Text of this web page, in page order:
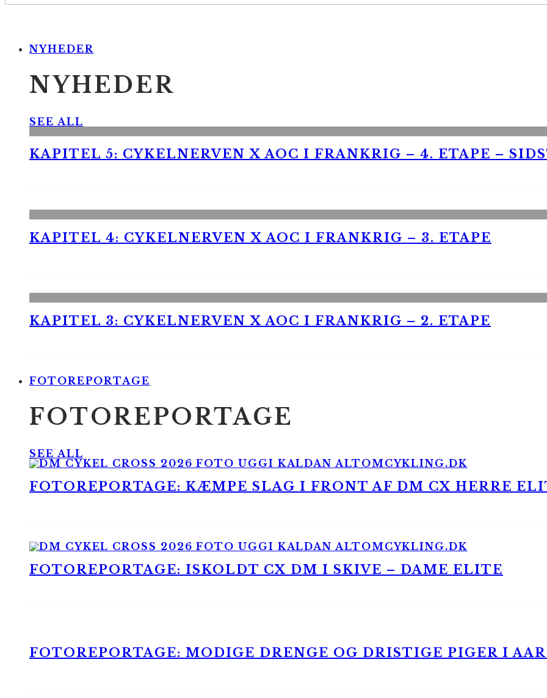
NYHEDER
NYHEDER
SEE ALL
KAPITEL 5: CYKELNERVEN X AOC I FRANKRIG – 4. ETAPE –
KAPITEL 4: CYKELNERVEN X AOC I FRANKRIG – 3. ETAPE
KAPITEL 3: CYKELNERVEN X AOC I FRANKRIG – 2. ETAPE
FOTOREPORTAGE
FOTOREPORTAGE
SEE ALL
FOTOREPORTAGE: KÆMPE SLAG I FRONT AF DM CX HERRE
FOTOREPORTAGE: ISKOLDT CX DM I SKIVE – DAME ELITE
FOTOREPORTAGE: MODIGE DRENGE OG DRISTIGE PIGER I